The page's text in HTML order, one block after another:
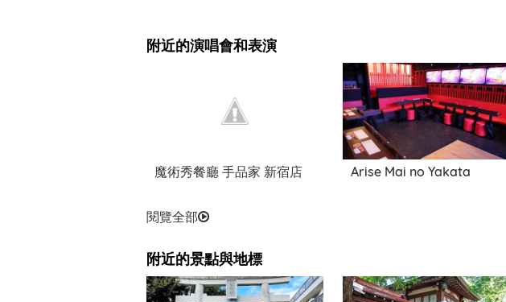
附近的演唱會和表演
魔術秀餐廳 手品家 新宿店 Arise Mai no Yakata
閱覽全部
附近的景點與地標